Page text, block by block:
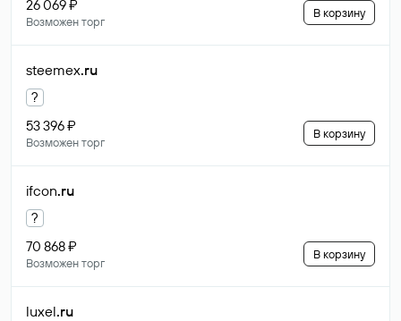
26 069 ₽
Возможен торг
В корзину
steemex.ru
?
53 396 ₽
Возможен торг
В корзину
ifcon.ru
?
70 868 ₽
Возможен торг
В корзину
luxel.ru